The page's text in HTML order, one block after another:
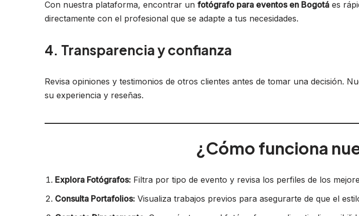
Con nuestra plataforma, encontrar un fotógrafo para eventos en Bogotá es
directamente con el profesional que se adapte a tus necesidades.
4. Transparencia y confianza
Revisa opiniones y testimonios de otros clientes antes de tomar una decisión.
su experiencia y reseñas.
¿Cómo funciona
Explora Fotógrafos: Filtra por tipo de evento y revisa los perfiles de los
Consulta Portafolios: Visualiza trabajos previos para asegurarte de que el